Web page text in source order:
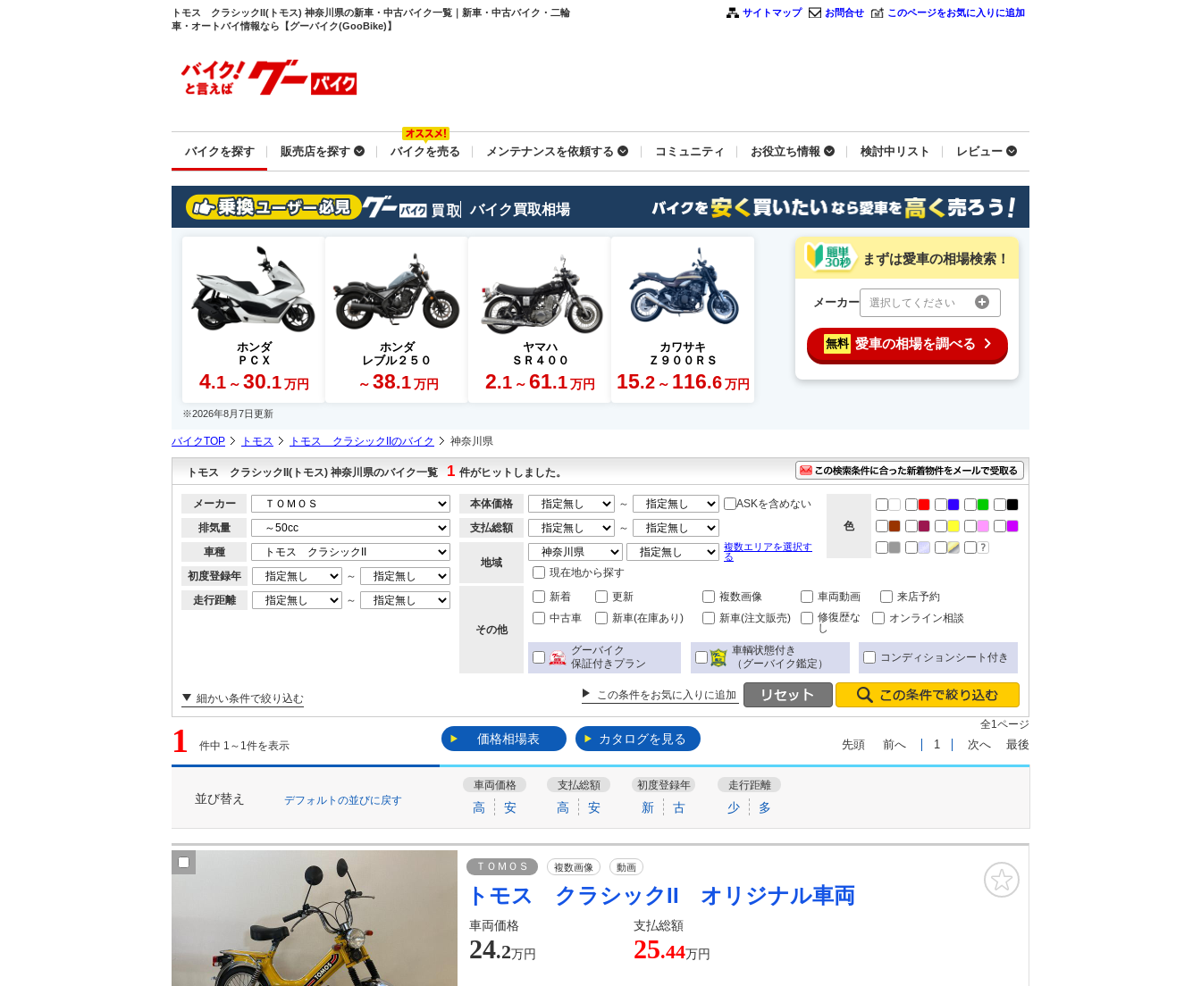
トモス クラシックII(トモス) 神奈川県の新車・中古バイク一覧｜新車・中古バイク・二輪
車・オートバイ情報なら【グーバイク(GooBike)】
サイトマップ お問合せ このページをお気に入りに追加
バイクを探す 販売店を探す バイクを売る メンテナンスを依頼する コミュニティ お役立ち情報 検討中リスト レビュー
バイク買取相場
ホンダ
ＰＣＸ
4.1 ～ 30.1 万円
ホンダ
レブル２５０
～ 38.1 万円
ヤマハ
ＳＲ４００
2.1 ～ 61.1 万円
カワサキ
Ｚ９００ＲＳ
15.2 ～ 116.6 万円
まずは愛車の相場検索！
メーカー 選択してください
無料 愛車の相場を調べる
※2026年8月7日更新
バイクTOP トモス トモス クラシックIIのバイク 神奈川県
トモス クラシックII(トモス) 神奈川県のバイク一覧 1 件がヒットしました。
メーカー
排気量
車種
初度登録年
～
走行距離
～
本体価格 ～
ASKを含めない
支払総額
～
地域
複数エリアを選択す
る
現在地から探す
色
その他
新着 更新 複数画像 車両動画
来店予約
中古車
新車(在庫あり) 新車(注文販売)
修復歴な
し
オンライン相談
グーバイク
保証付きプラン
車輌状態付き
（グーバイク鑑定）
コンディションシート付き
細かい条件で絞り込む この条件をお気に入りに追加
1 件中 1～1件を表示 価格相場表 カタログを見る
全1ページ
先頭 前へ 1 次へ 最後
並び替え デフォルトの並びに戻す
車両価格
高 安
支払総額
高 安
初度登録年
新 古
走行距離
少 多
ＴＯＭＯＳ 複数画像 動画
トモス クラシックII オリジナル車両
車両価格 支払総額
24.2万円 25.44万円